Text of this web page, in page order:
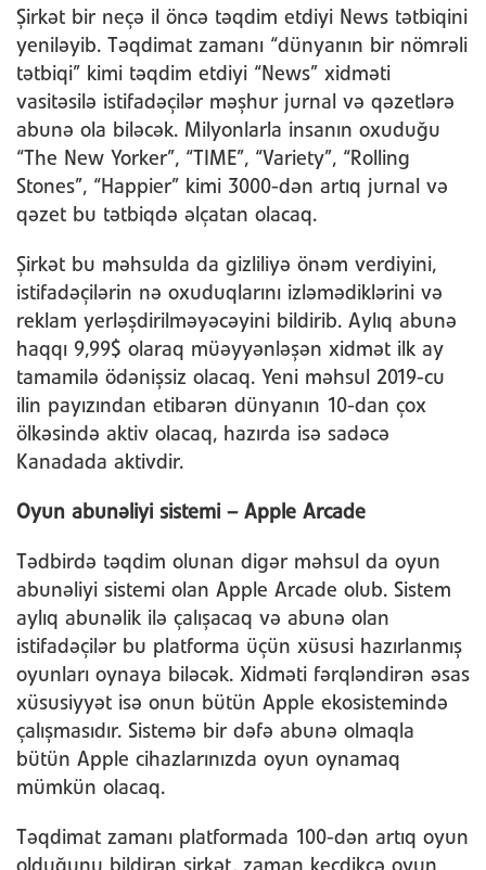
Şirkət bir neçə il öncə təqdim etdiyi News tətbiqini
yeniləyib. Təqdimat zamanı “dünyanın bir nömrəli
tətbiqi” kimi təqdim etdiyi “News” xidməti
vasitəsilə istifadəçilər məşhur jurnal və qəzetlərə
abunə ola biləcək. Milyonlarla insanın oxuduğu
“The New Yorker”, “TIME”, “Variety”, “Rolling
Stones”, “Happier” kimi 3000-dən artıq jurnal və
qəzet bu tətbiqdə əlçatan olacaq.
Şirkət bu məhsulda da gizliliyə önəm verdiyini,
istifadəçilərin nə oxuduqlarını izləmədiklərini və
reklam yerləşdirilməyəcəyini bildirib. Aylıq abunə
haqqı 9,99$ olaraq müəyyənləşən xidmət ilk ay
tamamilə ödənişsiz olacaq. Yeni məhsul 2019-cu
ilin payızından etibarən dünyanın 10-dan çox
ölkəsində aktiv olacaq, hazırda isə sadəcə
Kanadada aktivdir.
Oyun abunəliyi sistemi – Apple Arcade
Tədbirdə təqdim olunan digər məhsul da oyun
abunəliyi sistemi olan Apple Arcade olub. Sistem
aylıq abunəlik ilə çalışacaq və abunə olan
istifadəçilər bu platforma üçün xüsusi hazırlanmış
oyunları oynaya biləcək. Xidməti fərqləndirən əsas
xüsusiyyət isə onun bütün Apple ekosistemində
çalışmasıdır. Sistemə bir dəfə abunə olmaqla
bütün Apple cihazlarınızda oyun oynamaq
mümkün olacaq.
Təqdimat zamanı platformada 100-dən artıq oyun